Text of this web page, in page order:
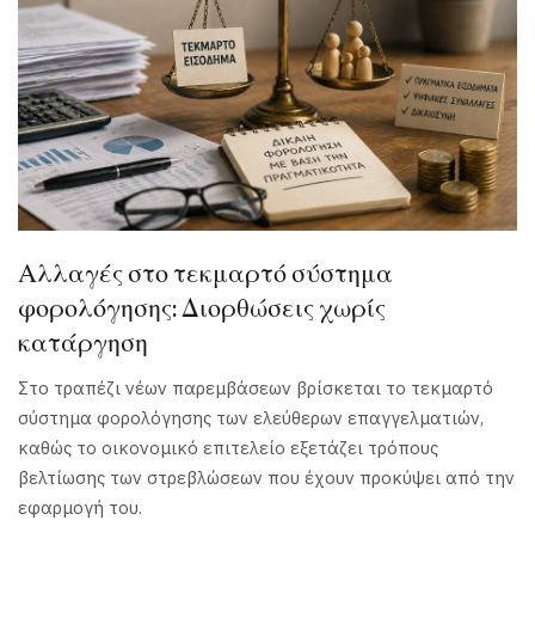
Αλλαγές στο τεκμαρτό σύστημα
φορολόγησης: Διορθώσεις χωρίς
κατάργηση
Στο τραπέζι νέων παρεμβάσεων βρίσκεται το τεκμαρτό
σύστημα φορολόγησης των ελεύθερων επαγγελματιών,
καθώς το οικονομικό επιτελείο εξετάζει τρόπους
βελτίωσης των στρεβλώσεων που έχουν προκύψει από την
εφαρμογή του.